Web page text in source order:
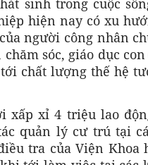
sinh trong cuộc
hiện nay có xu
người công nhân
sóc, giáo dục
chất lượng thế hệ
xấp xỉ 4 triệu lao
quản lý cư trú tại
tra của Viện